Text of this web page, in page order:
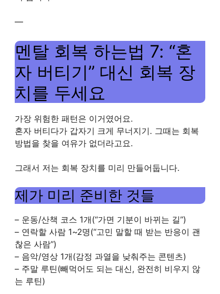
—
멘탈 회복 하는법 7: “혼
자 버티기” 대신 회복 장
치를 두세요
가장 위험한 패턴은 이거였어요.
혼자 버티다가 갑자기 크게 무너지기. 그때는 회복
방법을 찾을 여유가 없더라고요.
그래서 저는 회복 장치를 미리 만들어둡니다.
제가 미리 준비한 것들
– 운동/산책 코스 1개(“가면 기분이 바뀌는 길”)
– 연락할 사람 1~2명(“고민 말할 때 받는 반응이 괜
찮은 사람”)
– 음악/영상 1개(감정 과열을 낮춰주는 콘텐츠)
– 주말 루틴(빼먹어도 되는 대신, 완전히 비우지 않
는 루틴)